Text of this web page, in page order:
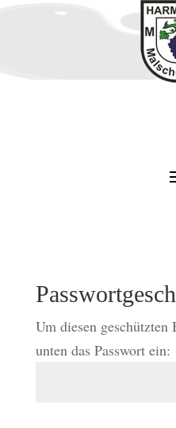
Um diesen
unten das Passwort ein: